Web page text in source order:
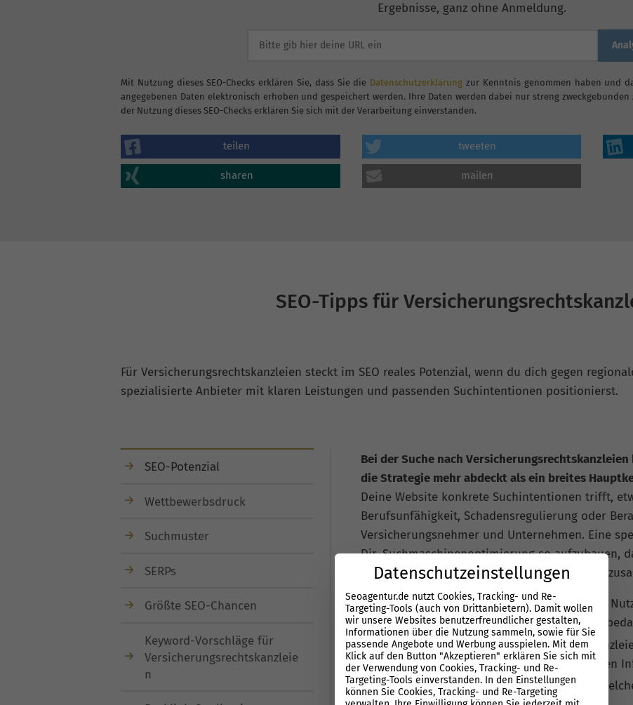
Ergebnisse, ganz ohne Anmeldung.
Mit Nutzung dieses SEO-Checks erklären Sie, dass Sie die Datenschutzerklärung zur Kenntnis genommen haben und
angegebenen Daten elektronisch erhoben und gespeichert werden. Ihre Daten werden dabei nur streng zweckgebunden
der Nutzung dieses SEO-Checks erklären Sie sich mit der Verarbeitung einverstanden.
teilen tweeten
sharen mailen
SEO-Tipps für
Für Versicherungsrechtskanzleien steckt im SEO reales Potenzial, wenn du dich gegen
spezialisierte Anbieter mit klaren Leistungen und passenden Suchintentionen positionierst.
SEO-Potenzial
Wettbewerbsdruck
Suchmuster
SERPs
Größte SEO-Chancen
Keyword-Vorschläge für
Versicherungsrechtskanzleie
n
Bei der Suche nach
die Strategie mehr abdeckt als ein breites
Deine Website konkrete Suchintentionen trifft,
Berufsunfähigkeit, Schadensregulierung oder
Versicherungsnehmer und Unternehmen. Eine
Dir, Suchmaschinenoptimierung so aufzubauen,
Standortbezug und Vertrauenssignale sauber
Breite Keywords allein reichen selten, weil
Problem, Versicherungsart oder
Der Wettbewerb besteht nicht nur aus
Portalen, Verzeichnissen und spezialisierten
Klare Seitenstrukturen machen sichtbar,
Datenschutzeinstellungen
Seoagentur.de nutzt Cookies, Tracking- und Re-
Targeting-Tools (auch von Drittanbietern). Damit wollen
wir unsere Websites benutzerfreundlicher gestalten,
Informationen über die Nutzung sammeln, sowie für Sie
passende Angebote und Werbung ausspielen. Mit dem
Klick auf den Button "Akzeptieren" erklären Sie sich mit
der Verwendung von Cookies, Tracking- und Re-
Targeting-Tools einverstanden. In den Einstellungen
können Sie Cookies, Tracking- und Re-Targeting